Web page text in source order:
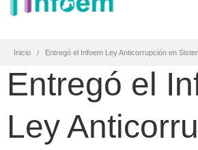
Inicio Entregó el Infoem Ley Anticorrupción en
Entregó el
Ley